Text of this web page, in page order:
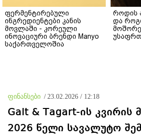
ფერმენტირებული
ინგრედიენტები კანის
მოვლაში - კორეული
ინოვაციური ბრენდი Manyo
საქართველოშია
როდის
და
ფინანსები / 23.02.2026 / 12:18
Galt & Tagart-ის კვირის
2026 წელი სავალუტო